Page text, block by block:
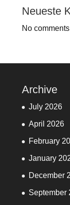
Neueste
No
Archive
July 2026
April 2026
February
January
December
September